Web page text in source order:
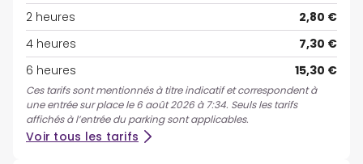
2 heures
2,80 €
4 heures
7,30 €
6 heures
15,30 €
Ces tarifs sont mentionnés à titre indicatif et correspondent à
une entrée sur place le 6 août 2026 à 7:34. Seuls les tarifs
affichés à l’entrée du parking sont applicables.
Voir tous les tarifs